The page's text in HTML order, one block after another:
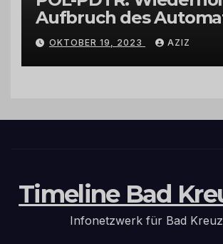
Aufbruch des
Wohnmobilstellplatz in
Hermeskeil am
OKTOBER 19, 2023 AZIZ
Timeline Bad
Infonetzwerk für Bad